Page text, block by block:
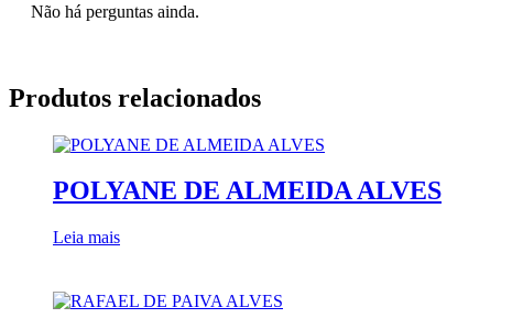
Não há perguntas ainda.
Produtos relacionados
POLYANE DE ALMEIDA ALVES
Leia mais